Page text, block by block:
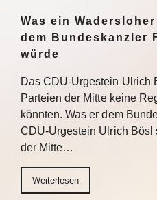
Was ein
dem Bundeskanzler
würde
Das CDU-Urgestein Ulrich
Parteien der Mitte keine
könnten. Was er dem
CDU-Urgestein Ulrich Bösl
der Mitte…
Weiterlesen